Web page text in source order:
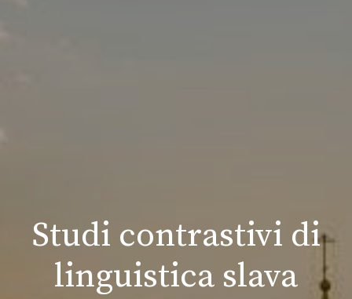
Studi contrastivi di
linguistica slava